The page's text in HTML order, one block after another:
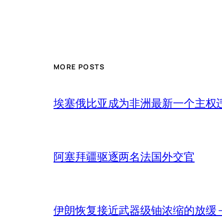
MORE POSTS
埃塞俄比亚成为非洲最新一个主权
阿塞拜疆驱逐两名法国外交官
伊朗恢复接近武器级铀浓缩的放缓